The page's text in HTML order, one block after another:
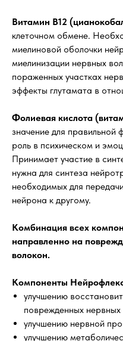
Витамин В12
клеточном обмене.
миелиновой оболочки
миелинизации нервных
пораженных участках
эффекты глутамата в
Фолиевая кислота
значение для правильной
роль в психическом и
Принимает участие в
нужна для синтеза
необходимых для
нейрона к другому.
Комбинация всех
направленно на
волокон.
Компоненты
улучшению
поврежденных нервных
улучшению нервной
улучшению